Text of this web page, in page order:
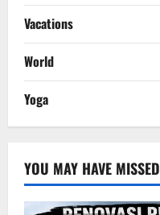
Vacations
World
Yoga
YOU MAY HAVE MISSED